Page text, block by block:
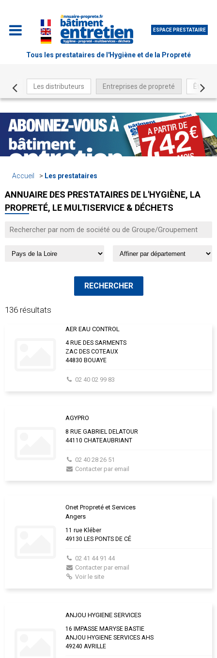
ESPACE PRESTATAIRE
Tous les prestataires de l'Hygiène et de la Propreté
Les distributeurs Entreprises de propreté Être
Accueil Les prestataires
ANNUAIRE DES PRESTATAIRES DE L'HYGIÈNE, LA
PROPRETÉ, LE MULTISERVICE & DÉCHETS
136 résultats
AER EAU CONTROL
4 RUE DES SARMENTS
ZAC DES COTEAUX
44830 BOUAYE
02 40 02 99 83
AGYPRO
8 RUE GABRIEL DELATOUR
44110 CHATEAUBRIANT
02 40 28 26 51
Contacter par email
Onet Propreté et Services
Angers
11 rue Kléber
49130 LES PONTS DE CÉ
02 41 44 91 44
Contacter par email
Voir le site
ANJOU HYGIENE SERVICES
16 IMPASSE MARYSE BASTIE
ANJOU HYGIENE SERVICES AHS
49240 AVRILLE